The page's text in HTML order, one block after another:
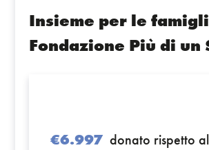
Insieme per le
Fondazione Più di un
€6.997 donato rispetto